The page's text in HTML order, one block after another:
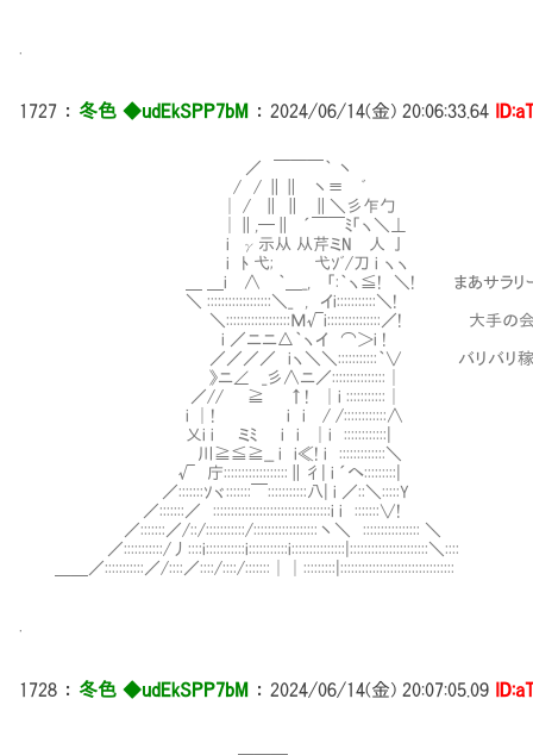
1727 ： 冬色 ◆udEkSPP7bM ： 2024/06/14(金) 20:06:33.64
／ ￣￣￣｀ 丶
/ / ∥∥ 丶≡ ﾞ
│ / ∥ ∥ ∥＼彡乍勹
│∥,─∥ ´￣￣ﾐ「ヽ＼⊥
i γ示从 从芹ミN 人 亅
i ﾄ 弋; 弋ｿﾞ/刀 i ヽヽ
＿ ＿i ∧ ｀＿_, 「:｀ヽ≦! ＼! まあサラリーマン
＼ ::::::::::::::::::＼_ , イi:::::::::::＼!
＼::::::::::::::::::Μ√i:::::::::::::::／! 大手の会社に
i ／ニニ△｀ヽイ ⌒＞i !
／／／／ iヽ＼＼:::::::::::｀∨ バリバリ稼いでいる
》ニ∠ _彡∧ニ／:::::::::::::::│
／// ≧ ↑! │i :::::::::::│
i │! i i / /::::::::::::∧
乂i i ミﾐ i i │i ::::::::::::|
川≧≦≧__ i i≪! i :::::::::::::＼
√ 庁::::::::::::::::::∥彳| i ´へ:::::::::|
／:::::::ｿヾ:::::::￣:::::::::::八| i ／::＼:::::Y
／:::::::／ :::::::::::::::::::::::::::::::::i i :::::::∨!
／:::::::／/::/:::::::::::/::::::::::::::::::丶＼ :::::::::::::::: ＼
／:::::::::::/丿::::i:::::::::::i:::::::::::i:::::::::::::::|::::::::::::::::::::::＼::::
＿＿／:::::::::::／/::::／::::/::::/:::::::││:::::::::|::::::::::::::::::::::::::::::::
1728 ： 冬色 ◆udEkSPP7bM ： 2024/06/14(金) 20:07:05.09